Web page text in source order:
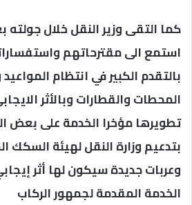
كما التقى وزير النقل خلال
استمع الى مقترحاتهم
بالتقدم الكبير في انتظام
المحطات والقطارات وبالأثر
تطويرها مؤخرا الخدمة على بعض
بتدعيم وزارة النقل لهيئة السكك
وعربات جديدة سيكون لها أثر
الخدمة المقدمة لجمهور الركاب